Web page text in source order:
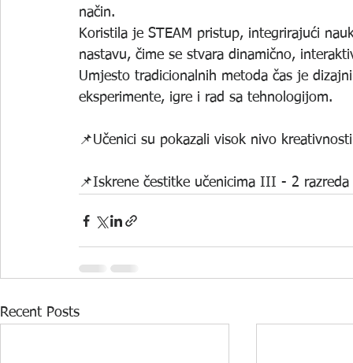
način.
Koristila je STEAM pristup, integrirajući
nastavu, čime se stvara dinamično,
Umjesto tradicionalnih metoda čas je
eksperimente, igre i rad sa tehnologijom.
📌Učenici su pokazali visok nivo
📌Iskrene čestitke učenicima III - 2
Recent Posts